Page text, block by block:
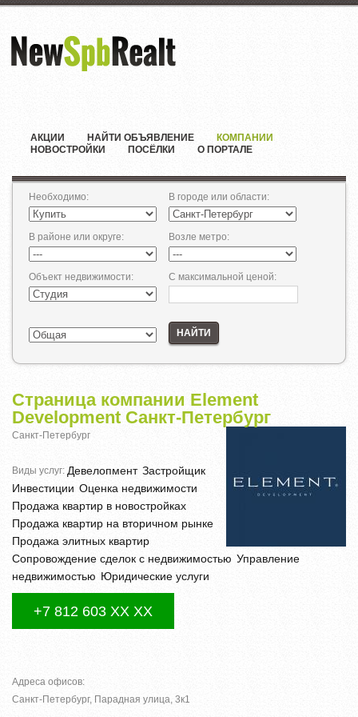
АКЦИИ НАЙТИ ОБЪЯВЛЕНИЕ
КОМПАНИИ
НОВОСТРОЙКИ
ПОСЁЛКИ О ПОРТАЛЕ
Необходимо: В городе или области:
В районе или округе: Возле метро:
Объект недвижимости: С максимальной ценой:
НАЙТИ
Страница компании Element
Development Санкт-Петербург
Санкт-Петербург
Виды услуг: Девелопмент Застройщик
Инвестиции Оценка недвижимости
Продажа квартир в новостройках
Продажа квартир на вторичном рынке
Продажа элитных квартир
Сопровождение сделок с недвижимостью Управление
недвижимостью Юридические услуги
+7 812 603 XX XX
Адреса офисов:
Санкт-Петербург, Парадная улица, 3к1